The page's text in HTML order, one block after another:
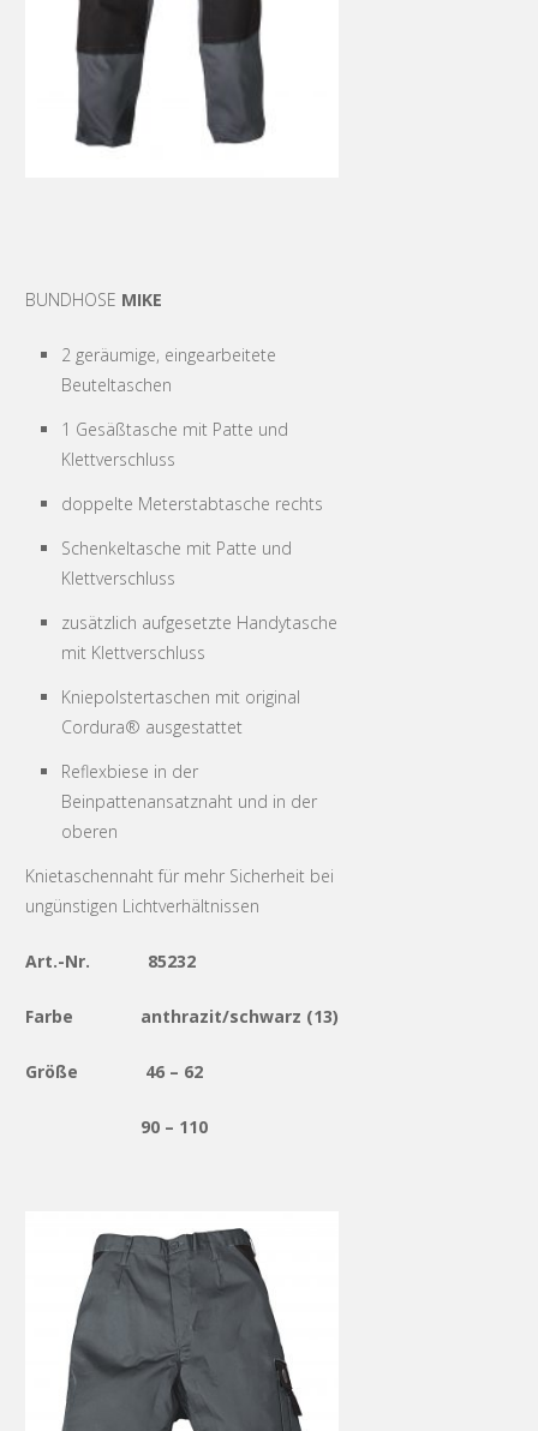
BUNDHOSE MIKE
2 geräumige, eingearbeitete
Beuteltaschen
1 Gesäßtasche mit Patte und
Klettverschluss
doppelte Meterstabtasche rechts
Schenkeltasche mit Patte und
Klettverschluss
zusätzlich aufgesetzte Handytasche
mit Klettverschluss
Kniepolstertaschen mit original
Cordura® ausgestattet
Reflexbiese in der
Beinpattenansatznaht und in der
oberen
Knietaschennaht für mehr Sicherheit bei
ungünstigen Lichtverhältnissen
Art.-Nr. 85232
Farbe anthrazit/schwarz (13)
Größe 46 – 62
90 – 110